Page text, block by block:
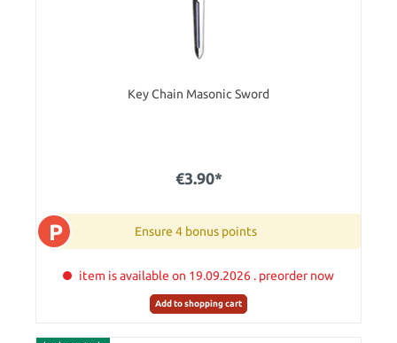
Key Chain Masonic Sword
€3.90*
P Ensure 4 bonus points
item is available on 19.09.2026 . preorder now
Add to shopping cart